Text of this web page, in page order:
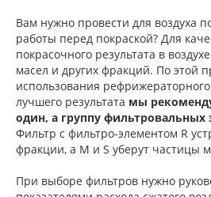
Вам нужно провести для воздуха
работы перед покраской? Для
покрасочного результата в
масел и других фракций. По этой
использования
лучшего результата мы
один, а группу фильтровальных
Фильтр с фильтро-элементом R
фракции, а M и S уберут частицы
При выборе фильтров нужно